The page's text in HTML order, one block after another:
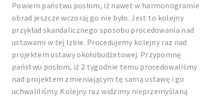
Powiem państwu posłom, iż nawet w harmonogramie
obrad jeszcze wczoraj go nie było. Jest to kolejny
przykład skandalicznego sposobu procedowania nad
ustawami w tej Izbie. Procedujemy kolejny raz nad
projektem ustawy okołobudżetowej. Przypomnę
państwu posłom, iż 2 tygodnie temu procedowaliśmy
nad projektem zmieniającym tę samą ustawę i go
uchwaliliśmy. Kolejny raz widzimy nieprzemyślaną